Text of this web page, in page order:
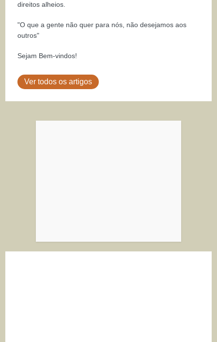
direitos alheios.
"O que a gente não quer para nós, não desejamos aos
outros"
Sejam Bem-vindos!
Ver todos os artigos